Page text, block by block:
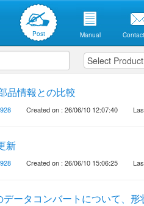
Post Manual
品情報との比較
Created on : 26/06/10 12:07:40
新
Created on : 26/06/10 15:06:25
ータコンバートについて、形